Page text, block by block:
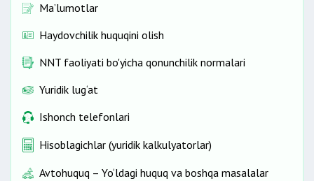
Ma’lumotlar
Haydovchilik huquqini olish
NNT faoliyati bo'yicha qonunchilik normalari
Yuridik lug‘at
Ishonch telefonlari
Hisoblagichlar (yuridik kalkulyatorlar)
Avtohuquq – Yo‘ldagi huquq va boshqa masalalar